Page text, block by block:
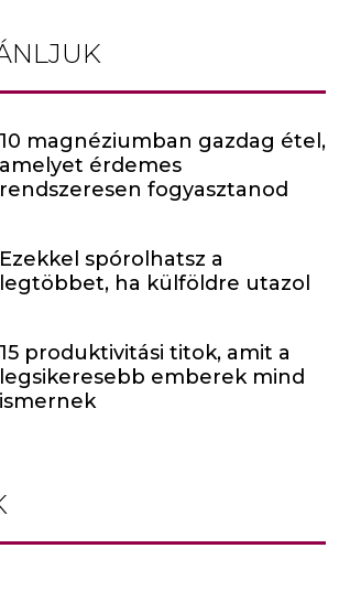
10 magnéziumban gazdag étel,
amelyet érdemes
rendszeresen fogyasztanod
Ezekkel spórolhatsz a
legtöbbet, ha külföldre utazol
15 produktivitási titok, amit a
legsikeresebb emberek mind
ismernek